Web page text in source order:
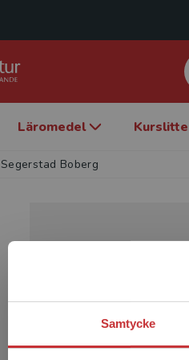
Samtycke
Läromedel
Boberg